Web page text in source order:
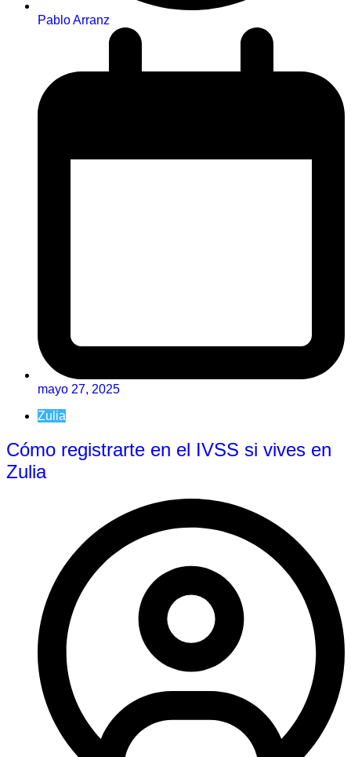
Pablo Arranz
mayo 27, 2025
Zulia
Cómo registrarte en el IVSS si vives en
Zulia